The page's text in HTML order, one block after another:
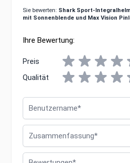
Sie bewerten: Shark Sport-Integralhelm
mit Sonnenblende und Max Vision
Ihre Bewertung:
Preis
Qualität
Bewertungen